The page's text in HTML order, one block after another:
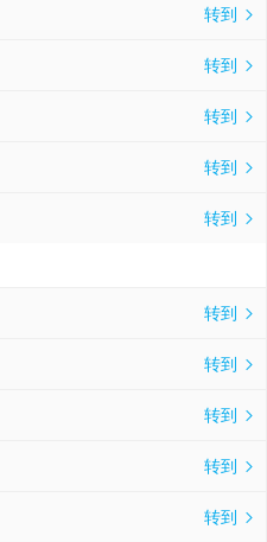
转到 
转到 
转到 
转到 
转到 
转到 
转到 
转到 
转到 
转到 